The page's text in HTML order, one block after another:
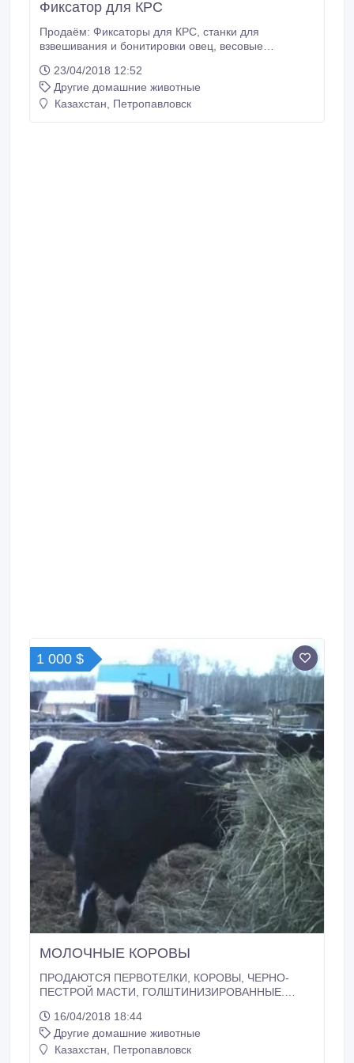
Фиксатор для КРС
Продаём: Фиксаторы для КРС, станки для
взвешивания и бонитировки овец, весовые
расколы, мобильные загоны для овец..
23/04/2018 12:52
Другие домашние животные
Казахстан, Петропавловск
1 000 $
МОЛОЧНЫЕ КОРОВЫ
ПРОДАЮТСЯ ПЕРВОТЕЛКИ, КОРОВЫ, ЧЕРНО-
ПЕСТРОЙ МАСТИ, ГОЛШТИНИЗИРОВАННЫЕ.
ВЫШЕ..
16/04/2018 18:44
Другие домашние животные
Казахстан, Петропавловск